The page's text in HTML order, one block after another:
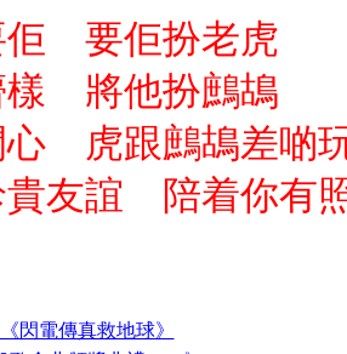
佢 要佢扮老虎
樣 將他扮鷓鴣
心 虎跟鷓鴣差啲
貴友誼 陪着你有
閃電傳真救地球》